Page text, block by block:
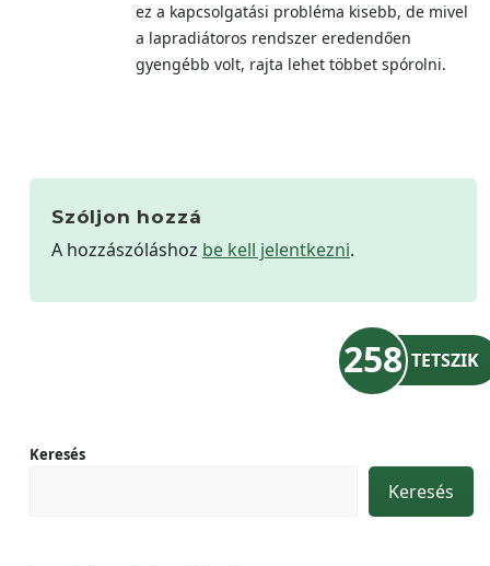
ez a kapcsolgatási probléma kisebb, de mivel
a lapradiátoros rendszer eredendően
gyengébb volt, rajta lehet többet spórolni.
Szóljon hozzá
A hozzászóláshoz be kell jelentkezni.
258 TETSZIK
Keresés
Keresés